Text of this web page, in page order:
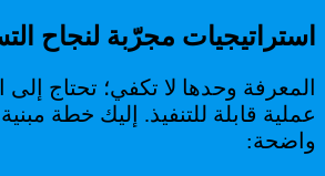
استراتيجيات مجرّبة لنجاح
المعرفة وحدها لا تكفي؛ تحتاج إلى
عملية قابلة للتنفيذ. إليك خطة
واضحة: